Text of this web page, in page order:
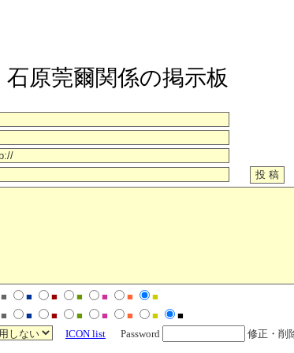
石原莞爾関係の掲示板
■ ■ ■ ■ ■ ■
■
■ ■ ■ ■ ■ ■ ■
■
ICON list Password 修正・削